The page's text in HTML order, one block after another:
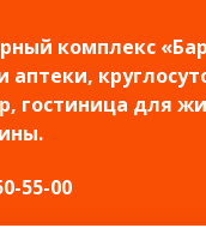
комплекс
аптеки,
гостиница для
55-00